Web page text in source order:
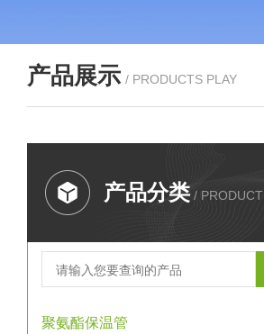
产品展示 / PRODUCTS PLAY
产品分类 / PRODUCT
聚氨酯保温管